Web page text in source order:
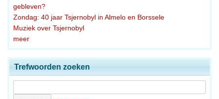
gebleven?
Zondag: 40 jaar Tsjernobyl in Almelo en Borssele
Muziek over Tsjernobyl
meer
Trefwoorden zoeken